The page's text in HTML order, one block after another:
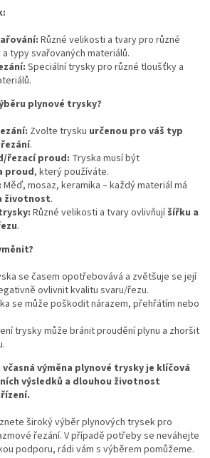
Různé velikosti a tvary pro různé
typy svařovaných materiálů.
Speciální trysky pro různé tloušťky a
plynové trysky?
Zvolte trysku určenou pro váš typ
.
řezací proud: Tryska musí být
proud, který používáte.
Měď, mosaz, keramika – každý materiál má
životnost.
Různé velikosti a tvary ovlivňujíšířku a
.
se časem opotřebovává a zvětšuje se její
ovlivnit kvalitu svaru/řezu.
se může poškodit nárazem, přehřátím nebo
trysky může bránit proudění plynu a zhoršit
výměna plynové trysky je klíčová
výsledků a dlouhou životnost
široký výběr plynových trysek pro
řezání. V případě potřeby se neváhejte
podporu, rádi vám s výběrem pomůžeme.